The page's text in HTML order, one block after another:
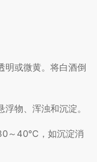
明或微黄。将白酒倒
物、浑浊和沉淀。
～40℃，如沉淀消